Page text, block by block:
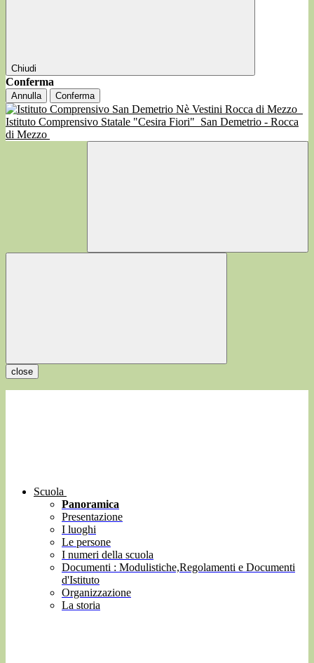
Chiudi
Conferma
Annulla Conferma
Istituto Comprensivo Statale "Cesira Fiori" San Demetrio - Rocca
di Mezzo
close
Scuola
Panoramica
Presentazione
I luoghi
Le persone
I numeri della scuola
Documenti : Modulistiche,Regolamenti e Documenti
d'Istituto
Organizzazione
La storia